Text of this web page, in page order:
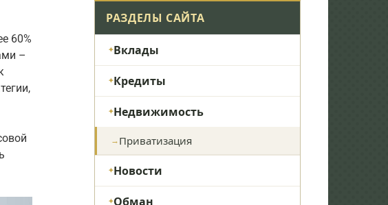
60%
–
РАЗДЕЛЫ САЙТА
Вклады
Кредиты
Недвижимость
Приватизация
Новости
Обман